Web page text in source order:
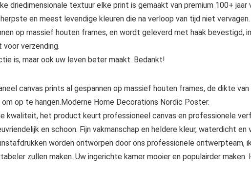
driedimensionale textuur elke print is gemaakt van premium 100+
en meest levendige kleuren die na verloop van tijd niet vervagen.
op massief houten frames, en wordt geleverd met haak bevestigd,
verzending.
is, maar ook uw leven beter maakt. Bedankt!
canvas prints al gespannen op massief houten frames, de dikte
op te hangen.Moderne Home Decorations Nordic Poster.
kwaliteit, het product keurt professioneel canvas en professionele
en schoon. Fijn vakmanschap en heldere kleur, waterdicht
worden ontworpen door ons professionele ontwerpteam,
zullen maken. Uw ingerichte kamer mooier en populairder maken.